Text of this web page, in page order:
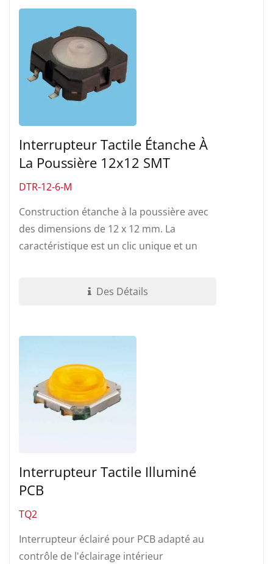
Interrupteur Tactile Étanche À
La Poussière 12x12 SMT
DTR-12-6-M
Construction étanche à la poussière avec
des dimensions de 12 x 12 mm. La
caractéristique est un clic unique et un
Des Détails
Interrupteur Tactile Illuminé
PCB
TQ2
Interrupteur éclairé pour PCB adapté au
contrôle de l'éclairage intérieur